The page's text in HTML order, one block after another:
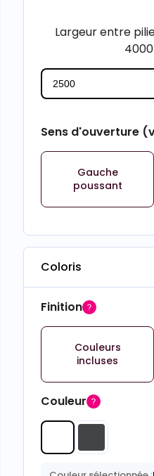
Largeur entre
Sens d'ouverture
Gauche
poussant
Coloris
Finition
Couleurs
incluses
Couleur